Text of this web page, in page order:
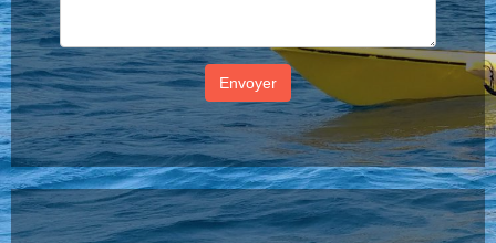
Envoyer